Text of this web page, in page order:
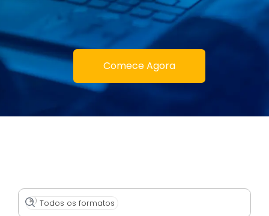
Comece Agora
× Todos os formatos